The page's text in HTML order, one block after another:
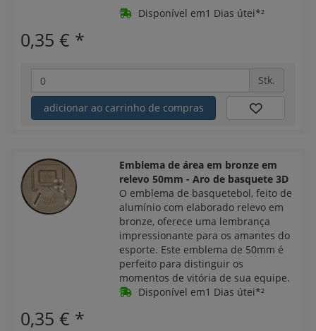
Disponível em1 Dias útei*²
0,35 € *
Stk.
adicionar ao carrinho de compras
Emblema de área em bronze em
relevo 50mm - Aro de basquete 3D
O emblema de basquetebol, feito de
alumínio com elaborado relevo em
bronze, oferece uma lembrança
impressionante para os amantes do
esporte. Este emblema de 50mm é
perfeito para distinguir os
momentos de vitória de sua equipe.
Disponível em1 Dias útei*²
0,35 € *